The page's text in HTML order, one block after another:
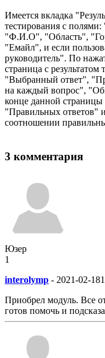
Имеется вкладка
тестирования с
"Ф.И.О", "Область",
"Eмайл", и если
руководитель". По
страница с результатом
"Выбранный ответ",
на каждый вопрос",
конце данной
"Правильных ответов"
соотношении
3 комментария
Юзер
1
interolymp - 2021-02-18
Приобрел модуль. Все
готов помочь и